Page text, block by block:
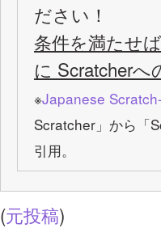
ださい！
条件を満たせ
に Scratcher
※Japanese
Scratcher」から「
引用。
(元投稿)